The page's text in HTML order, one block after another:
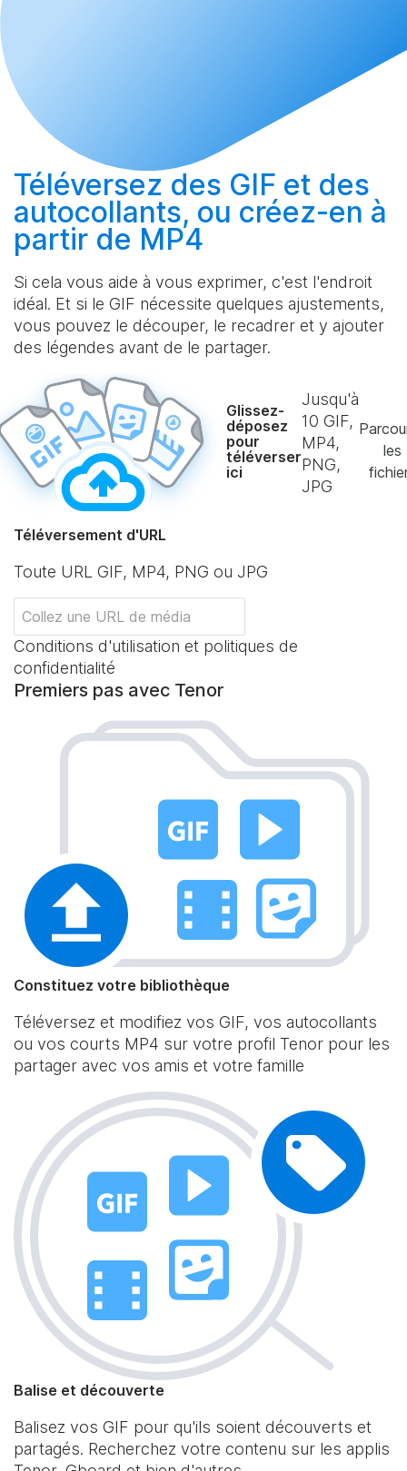
Téléversez des GIF et des
autocollants, ou créez-en à
partir de MP4
Si cela vous aide à vous exprimer, c'est l'endroit
idéal. Et si le GIF nécessite quelques ajustements,
vous pouvez le découper, le recadrer et y ajouter
des légendes avant de le partager.
Glissez-
déposez
pour
téléverser
ici
Jusqu'à
10 GIF,
MP4,
PNG,
JPG
les
Téléversement d'URL
Toute URL GIF, MP4, PNG ou JPG
Conditions d'utilisation et politiques de
confidentialité
Premiers pas avec Tenor
Constituez votre bibliothèque
Téléversez et modifiez vos GIF, vos autocollants
ou vos courts MP4 sur votre profil Tenor pour les
partager avec vos amis et votre famille
Balise et découverte
Balisez vos GIF pour qu'ils soient découverts et
partagés. Recherchez votre contenu sur les applis